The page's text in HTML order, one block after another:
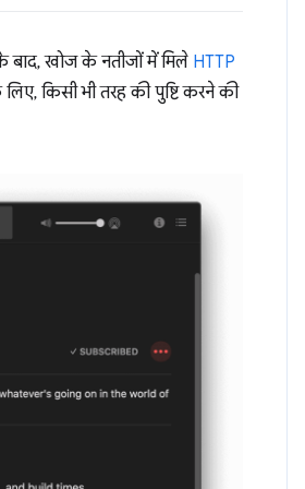
बाद, खोज के नतीजों में मिले HTTP
किसी भी तरह की पुष्टि करने की